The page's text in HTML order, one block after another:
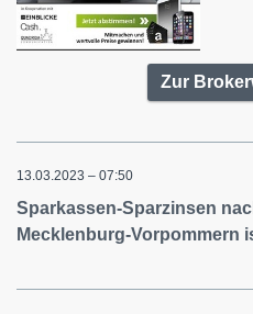
Zur
13.03.2023 – 07:50
Sparkassen-Sparzinsen
Mecklenburg-Vorpommern